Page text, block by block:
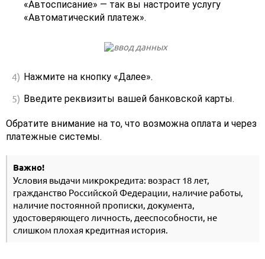
«Автосписание» — так вы настроите услугу
«Автоматический платеж».
Нажмите на кнопку «Далее».
Введите реквизиты вашей банковской карты.
Обратите внимание на то, что возможна оплата и через
платежные системы.
Важно!
Условия выдачи микрокредита: возраст 18 лет,
гражданство Российской Федерации, наличие работы,
наличие постоянной прописки, документа,
удостоверяющего личность, дееспособности, не
слишком плохая кредитная история.